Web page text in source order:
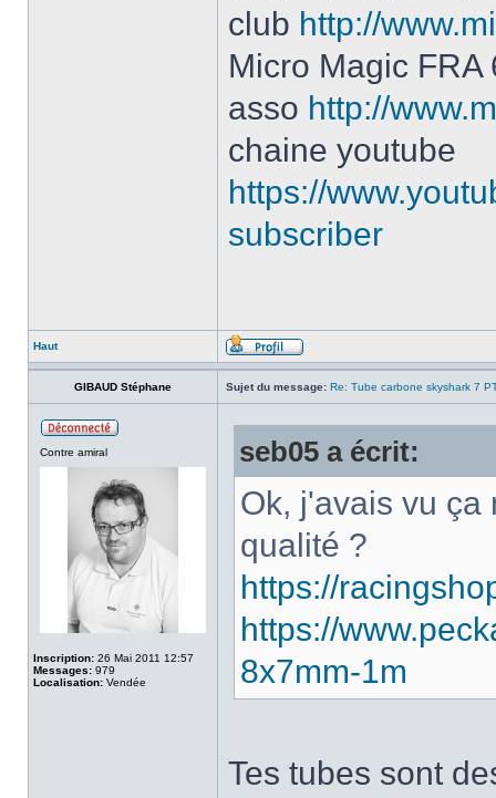
club http://
Micro Magic FRA
asso http://
chaine youtube
https://
subscriber
Haut
GIBAUD Stéphane Sujet du message: Re: Tube carbone skyshark 7
Contre amiral
Inscription: 26 Mai 2011 12:57
Messages: 979
Localisation: Vendée
seb05 a écrit:
Ok, j'avais vu ça
qualité ?
https://
https://
8x7mm-1m
Tes tubes sont